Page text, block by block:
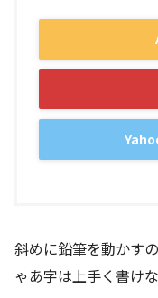
斜めに鉛筆を動かす
ゃあ字は上手く書け